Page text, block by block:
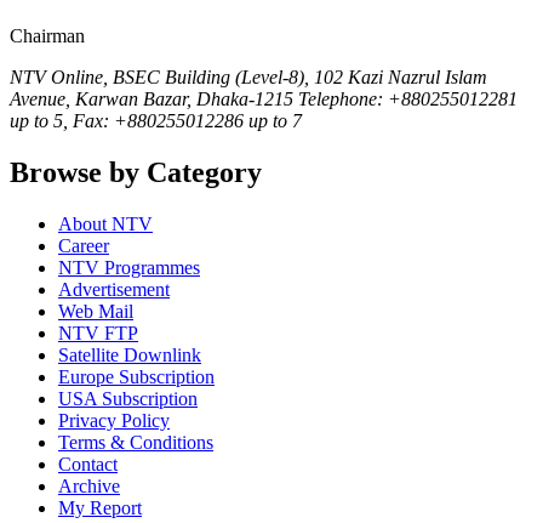
Chairman
NTV Online, BSEC Building (Level-8), 102 Kazi Nazrul Islam
Avenue, Karwan Bazar, Dhaka-1215 Telephone: +880255012281
up to 5, Fax: +880255012286 up to 7
Browse by Category
About NTV
Career
NTV Programmes
Advertisement
Web Mail
NTV FTP
Satellite Downlink
Europe Subscription
USA Subscription
Privacy Policy
Terms & Conditions
Contact
Archive
My Report